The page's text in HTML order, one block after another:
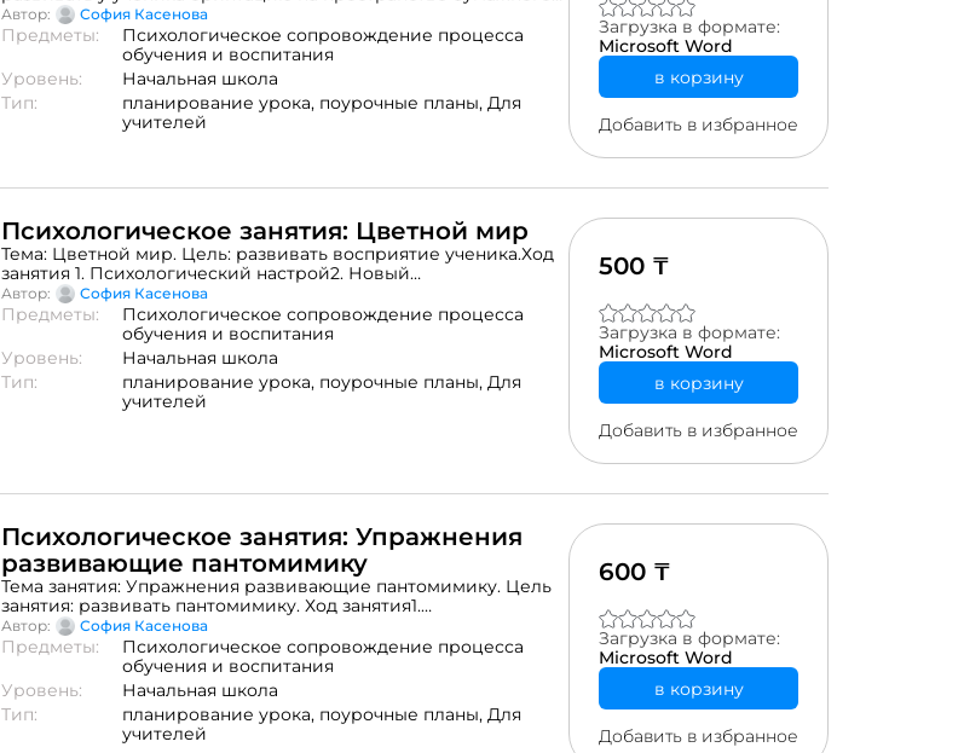
листа.Ход занятия 1. Психологический настрой2. Новый
материал.Задание: «Графический диктант» Задание: «Соедени
по точкам»Задание «Божья коровка» Задание «Что, где
находится?»3. Психогимнастика
Автор: София Касенова
Предметы:
Психологическое сопровождение процесса
обучения и воспитания
Уровень:
Начальная школа
Тип:
планирование урока, поурочные планы, Для
учителей
Загрузка в формате:
Microsoft Word
в корзину
Добавить в избранное
Психологическое занятия: Цветной мир
Тема: Цветной мир. Цель: развивать восприятие ученика.Ход
занятия 1. Психологический настрой2. Новый
материал.Задание: «Фиолетовая сказка»Игра: "Найди предмет
нужного цвета".Задание: «Раскрась рисунок, решив
примеры»Задание «Рисунок - радуга»3. Психогимнастика
Автор: София Касенова
Предметы:
Психологическое сопровождение процесса
обучения и воспитания
Уровень:
Начальная школа
Тип:
планирование урока, поурочные планы, Для
учителей
500 ₸
Загрузка в формате:
Microsoft Word
в корзину
Добавить в избранное
Психологическое занятия: Упражнения
развивающие пантомимику
Тема занятия: Упражнения развивающие пантомимику. Цель
занятия: развивать пантомимику. Ход занятия1.
Психологический настрой2. Новый материал.Задание 1.
Упражнение «Изобрази» Задание 2. Упражнение «Изобрази
без предмета»Задание 3. Игровые упражнения по развитию
мимики (Презентация на развитие мимики)Задание 4.
Игровые упражнения по развитию пантомимикиЗадание 5.
Упражнение «Передача воображаемого предмета»3.
Психогимнастика Зайка» (Песня «Зайка серенький сидит»)
Автор: София Касенова
Предметы:
Психологическое сопровождение процесса
обучения и воспитания
Уровень:
Начальная школа
Тип:
планирование урока, поурочные планы, Для
учителей
600 ₸
Загрузка в формате:
Microsoft Word
в корзину
Добавить в избранное